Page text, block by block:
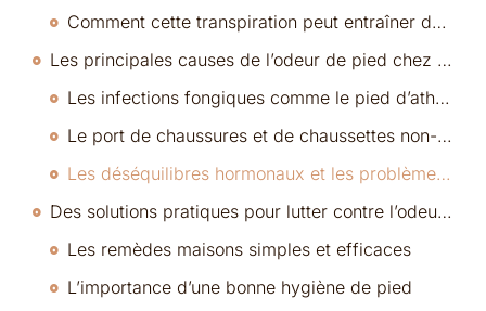
Comment cette transpiration peut entraîner des odeurs désagréables ?
Les principales causes de l’odeur de pied chez la femme
Les infections fongiques comme le pied d’athlète
Le port de chaussures et de chaussettes non-résistantes à l’humidité
Les déséquilibres hormonaux et les problèmes de santé courants qui peuvent aggraver l’odeur de pied
Des solutions pratiques pour lutter contre l’odeur de pied
Les remèdes maisons simples et efficaces
L’importance d’une bonne hygiène de pied